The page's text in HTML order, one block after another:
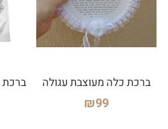
ברכת כלה מעוצבת עגולה
₪99